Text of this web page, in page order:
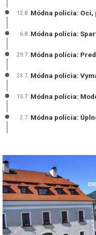
12.8. Módna polícia: Oci,
6.8. Módna polícia:
29.7. Módna polícia:
23.7. Módna polícia:
15.7. Módna polícia:
2.7. Módna polícia: